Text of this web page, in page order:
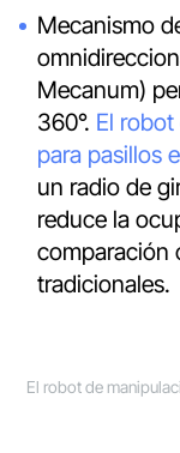
Mecanismo
Mecanum)
360°. El
para pasillos
un radio de
reduce la
comparación
tradicionales.
El robot de